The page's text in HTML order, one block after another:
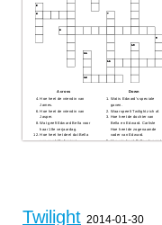
Across
Hoe heet de vriendin van
James.
Hoe heet de vriendin van
Jasper.
Wat geeft Edward Bella voor
haar 18e verjaardag.
Hoe heet het deel dat Bella
van een klif afspringt.
Down
Wat is Edward's speciale
gaven.
Waar speelt Twilight zich af.
Hoe heet de dochter van
Bella en Edward. Carlisle
Hoe heet de zogenaamde
vader van Edward.
Van wie hoort Bella als eerst
Twilight 2014-01-30